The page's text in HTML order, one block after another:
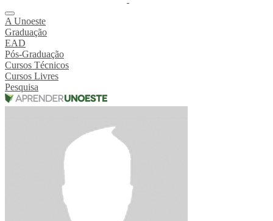
A Unoeste
Graduação
EAD
Pós-Graduação
Cursos Técnicos
Cursos Livres
Pesquisa